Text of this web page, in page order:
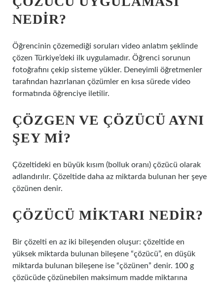
NEDIR?
Öğrencinin çözemediği soruları video anlatım şeklinde
çözen Türkiye’deki ilk uygulamadır. Öğrenci sorunun
fotoğrafını çekip sisteme yükler. Deneyimli öğretmenler
tarafından hazırlanan çözümler en kısa sürede video
formatında öğrenciye iletilir.
ÇÖZGEN VE ÇÖZÜCÜ AYNI
ŞEY MI?
Çözeltideki en büyük kısım (bolluk oranı) çözücü olarak
adlandırılır. Çözeltide daha az miktarda bulunan her şeye
çözünen denir.
ÇÖZÜCÜ MIKTARI NEDIR?
Bir çözelti en az iki bileşenden oluşur: çözeltide en
yüksek miktarda bulunan bileşene “çözücü”, en düşük
miktarda bulunan bileşene ise “çözünen” denir. 100 g
çözücüde çözünebilen maksimum madde miktarına